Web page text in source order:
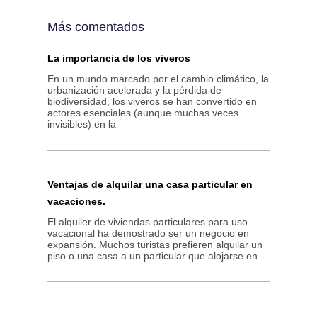
Más comentados
La importancia de los viveros
En un mundo marcado por el cambio climático, la
urbanización acelerada y la pérdida de
biodiversidad, los viveros se han convertido en
actores esenciales (aunque muchas veces
invisibles) en la
Ventajas de alquilar una casa particular en
vacaciones.
El alquiler de viviendas particulares para uso
vacacional ha demostrado ser un negocio en
expansión. Muchos turistas prefieren alquilar un
piso o una casa a un particular que alojarse en